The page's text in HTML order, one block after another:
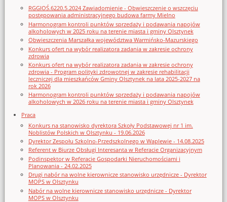
RGGIOŚ.6220.5.2024 Zawiadomienie - Obwieszczenie o wszczęciu
postępowania administracyjnego budowa farmy Mielno
Harmonogram kontroli punktów sprzedaży i podawania napojów
alkoholowych w 2025 roku na terenie miasta i gminy Olsztynek
Obwieszczenia Marszałka województwa Warmińsko-Mazurskiego
Konkurs ofert na wybór realizatora zadania w zakresie ochrony
zdrowia
Konkurs ofert na wybór realizatora zadania w zakresie ochrony
zdrowia - Program polityki zdrowotnej w zakresie rehabilitacji
leczniczej dla mieszkańców Gminy Olsztynek na lata 2025-2027 na
rok 2026
Harmonogram kontroli punktów sprzedaży i podawania napojów
alkoholowych w 2026 roku na terenie miasta i gminy Olsztynek
Praca
Konkurs na stanowisko dyrektora Szkoły Podstawowej nr 1 im.
Noblistów Polskich w Olsztynku - 19.06.2026
Dyrektor Zespołu Szkolno-Przedszkolnego w Waplewie - 14.08.2025
Referent w Biurze Obsługi Interesanta w Referacie Organizacyjnym
Podinspektor w Referacie Gospodarki Nieruchomościami i
Planowania - 24.02.2025
Drugi nabór na wolne kierownicze stanowisko urzędnicze - Dyrektor
MOPS w Olsztynku
Nabór na wolne kierownicze stanowisko urzędnicze - Dyrektor
MOPS w Olsztynku